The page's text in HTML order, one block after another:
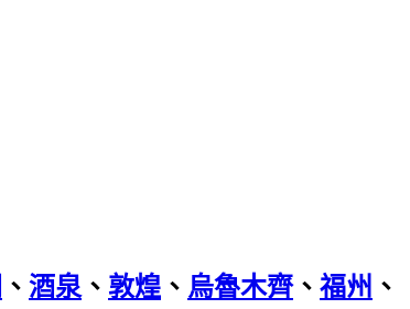
、 酒泉 、 敦煌 、 烏魯木齊、 福州 、